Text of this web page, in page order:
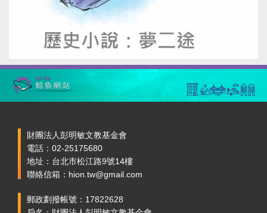
財團法人彭明敏文教基金會
電話：02-25175680
地址：台北市松江路9號14樓
聯絡信箱：hion.tw@gmail.com
郵政劃撥帳號：17822628